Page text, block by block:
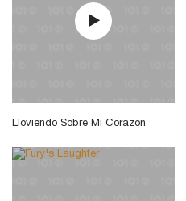
Lloviendo Sobre Mi Corazon